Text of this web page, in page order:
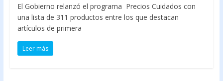
El Gobierno relanzó el programa Precios Cuidados con
una lista de 311 productos entre los que destacan
artículos de primera
Leer más